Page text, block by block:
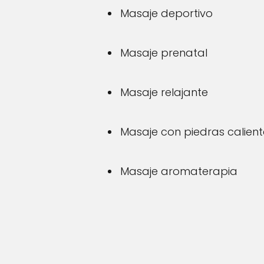
Masaje deportivo
Masaje prenatal
Masaje relajante
Masaje con piedras
Masaje aromaterapia